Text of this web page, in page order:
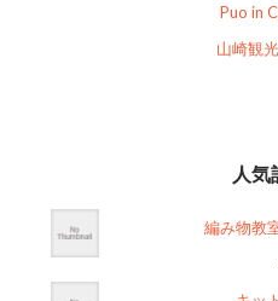
Puo in
山崎観
人気
編み物教